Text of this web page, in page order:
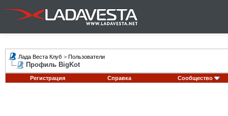
Лада Веста Клуб > Пользователи
Профиль BigKot
Регистрация Справка Сообщество